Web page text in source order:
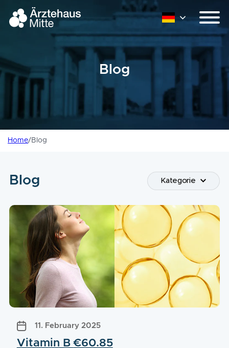
Blog
Home/ Blog
Blog Kategorie
11. February 2025
Vitamin B€60.85